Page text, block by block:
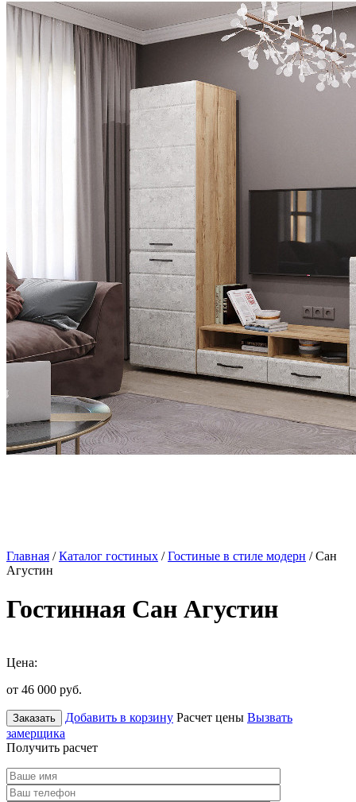
Главная /Каталог гостиных /Гостиные в стиле модерн / Сан
Агустин
Гостинная Сан Агустин
Цена:
от 46 000 руб.
Заказать Добавить в корзину Расчет цены Вызвать
замерщика
Получить расчет